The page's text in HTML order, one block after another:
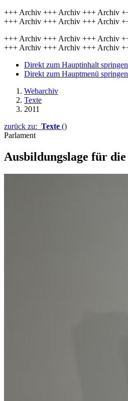
+++ Archiv +++ Archiv +++ Archiv
+++ Archiv +++ Archiv +++ Archiv
+++ Archiv +++ Archiv +++ Archiv
+++ Archiv +++ Archiv +++ Archiv
Direkt zum Hauptinhalt springen
Direkt zum Hauptmenü springen
Webarchiv
Texte
2011
zurück zu: Texte ()
Parlament
Ausbildungslage für